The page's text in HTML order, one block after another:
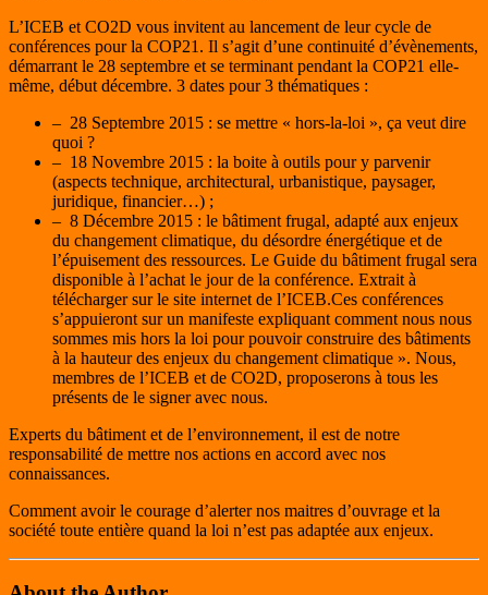
L’ICEB et CO2D vous invitent au lancement de leur cycle de
conférences pour la COP21. Il s’agit d’une continuité d’évènements,
démarrant le 28 septembre et se terminant pendant la COP21 elle-
même, début décembre. 3 dates pour 3 thématiques :
– 28 Septembre 2015 : se mettre « hors-la-loi », ça veut dire
quoi ?
– 18 Novembre 2015 : la boite à outils pour y parvenir
(aspects technique, architectural, urbanistique, paysager,
juridique, financier…) ;
– 8 Décembre 2015 : le bâtiment frugal, adapté aux enjeux
du changement climatique, du désordre énergétique et de
l’épuisement des ressources. Le Guide du bâtiment frugal sera
disponible à l’achat le jour de la conférence. Extrait à
télécharger sur le site internet de l’ICEB.Ces conférences
s’appuieront sur un manifeste expliquant comment nous nous
sommes mis hors la loi pour pouvoir construire des bâtiments
à la hauteur des enjeux du changement climatique ». Nous,
membres de l’ICEB et de CO2D, proposerons à tous les
présents de le signer avec nous.
Experts du bâtiment et de l’environnement, il est de notre
responsabilité de mettre nos actions en accord avec nos
connaissances.
Comment avoir le courage d’alerter nos maitres d’ouvrage et la
société toute entière quand la loi n’est pas adaptée aux enjeux.